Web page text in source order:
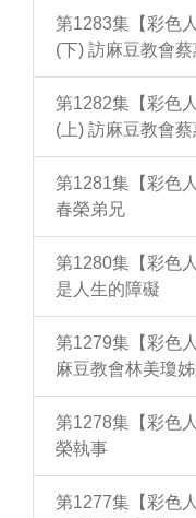
第1283集【彩色
(下) 訪麻豆教會
第1282集【彩色
(上) 訪麻豆教會
第1281集【彩色
春榮弟兄
第1280集【彩色
是人生的障礙
第1279集【彩色
麻豆教會林美瓊
第1278集【彩色
榮執事
第1277集【彩色